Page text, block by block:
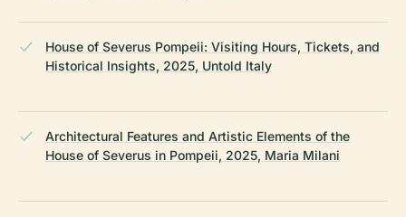
House of Severus Pompeii: Visiting Hours, Tickets, and
Historical Insights, 2025, Untold Italy
Architectural Features and Artistic Elements of the
House of Severus in Pompeii, 2025, Maria Milani